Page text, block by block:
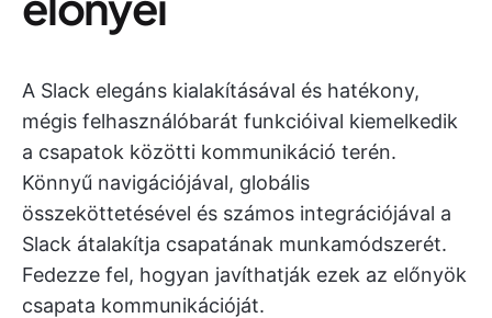
A Slack elegáns kialakításával és hatékony,
mégis felhasználóbarát funkcióival kiemelkedik
a csapatok közötti kommunikáció terén.
Könnyű navigációjával, globális
összeköttetésével és számos integrációjával a
Slack átalakítja csapatának munkamódszerét.
Fedezze fel, hogyan javíthatják ezek az előnyök
csapata kommunikációját.